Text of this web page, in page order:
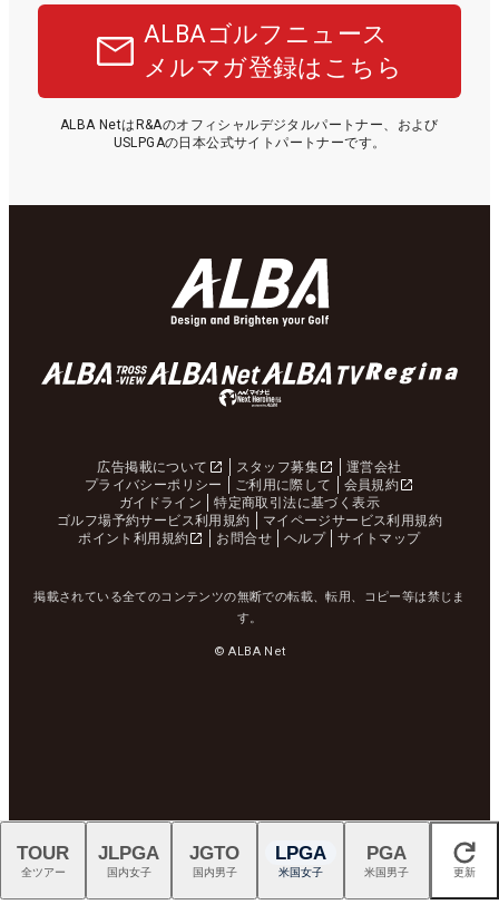
ALBAゴルフニュース
メルマガ登録はこちら
ALBA NetはR&Aのオフィシャルデジタルパートナー、および
USLPGAの日本公式サイトパートナーです。
広告掲載について スタッフ募集
運営会社
プライバシーポリシー
ご利用に際して
会員規約
ガイドライン
特定商取引法に基づく表示
ゴルフ場予約サービス利用規約
マイページサービス利用規約
ポイント利用規約
お問合せ ヘルプ サイトマップ
掲載されている全てのコンテンツの無断での転載、転用、コピー等は禁じま
す。
© ALBA Net
閉じる
TOUR
全ツアー
JLPGA
国内女子
JGTO
国内男子
LPGA
米国女子
PGA
米国男子 更新